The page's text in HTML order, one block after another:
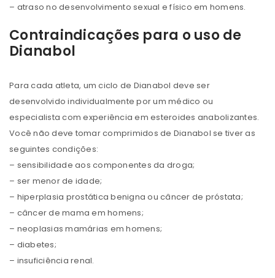
– atraso no desenvolvimento sexual e físico em homens.
Contraindicações para o uso de
Dianabol
Para cada atleta, um ciclo de Dianabol deve ser
desenvolvido individualmente por um médico ou
especialista com experiência em esteroides anabolizantes.
Você não deve tomar comprimidos de Dianabol se tiver as
seguintes condições:
– sensibilidade aos componentes da droga;
– ser menor de idade;
– hiperplasia prostática benigna ou câncer de próstata;
– câncer de mama em homens;
– neoplasias mamárias em homens;
– diabetes;
– insuficiência renal.